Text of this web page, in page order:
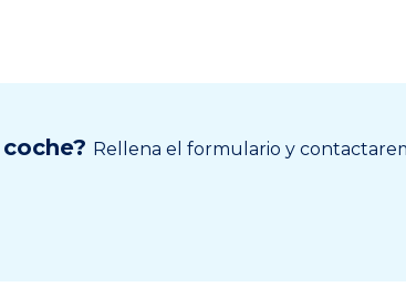
Rellena el formulario y